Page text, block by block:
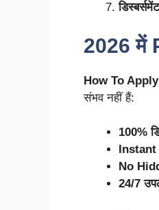
2026 में
How To
संभव नहीं हैं:
100%
No
24/7